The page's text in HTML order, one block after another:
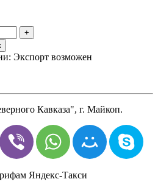
+
Экспорт возможен
Кавказа", г. Майкоп.
Яндекс-Такси